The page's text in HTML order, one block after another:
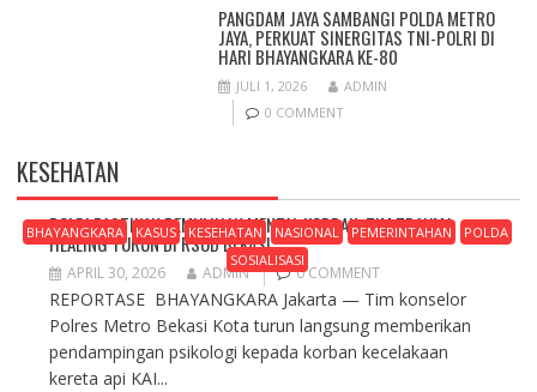
PANGDAM JAYA SAMBANGI POLDA METRO
JAYA, PERKUAT SINERGITAS TNI-POLRI DI
HARI BHAYANGKARA KE-80
JULI 1, 2026
ADMIN
0 COMMENT
KESEHATAN
BHAYANGKARA KASUS KESEHATAN NASIONAL PEMERINTAHAN
POLDA
SOSIALISASI
POLRI PASTIKAN PEMULIHAN MENTAL KORBAN, TIM TRAUMA
HEALING TURUN DI RSUD BEKASI
APRIL 30, 2026 ADMIN 0 COMMENT
REPORTASE BHAYANGKARA Jakarta — Tim konselor
Polres Metro Bekasi Kota turun langsung memberikan
pendampingan psikologi kepada korban kecelakaan
kereta api KAI...